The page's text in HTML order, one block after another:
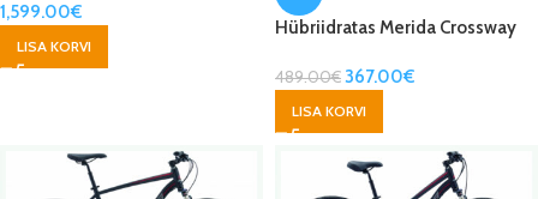
1,599.00€
LISA KORVI
Hübriidratas Merida Crossway
489.00€367.00€
LISA KORVI